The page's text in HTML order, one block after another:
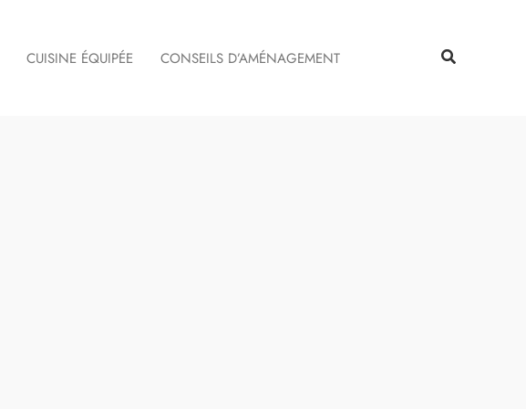
CUISINE ÉQUIPÉE CONSEILS D’AMÉNAGEMENT Rechercher